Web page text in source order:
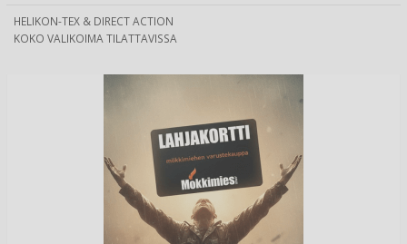
HELIKON-TEX & DIRECT ACTION
KOKO VALIKOIMA TILATTAVISSA